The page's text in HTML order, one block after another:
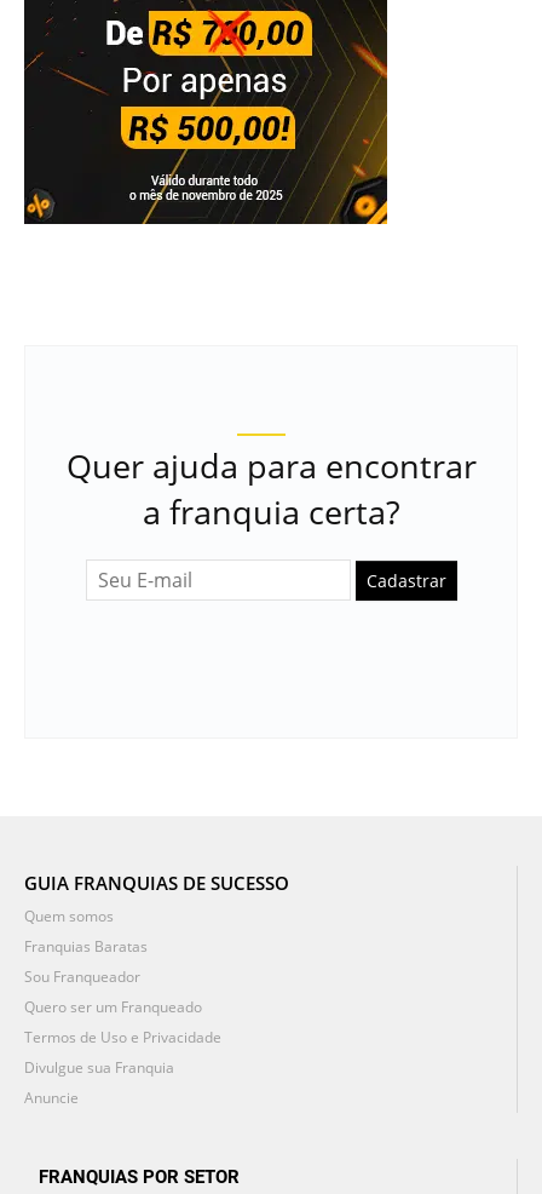
Quer ajuda para encontrar
a franquia certa?
Cadastrar
GUIA FRANQUIAS DE SUCESSO
Quem somos
Franquias Baratas
Sou Franqueador
Quero ser um Franqueado
Termos de Uso e Privacidade
Divulgue sua Franquia
Anuncie
FRANQUIAS POR SETOR